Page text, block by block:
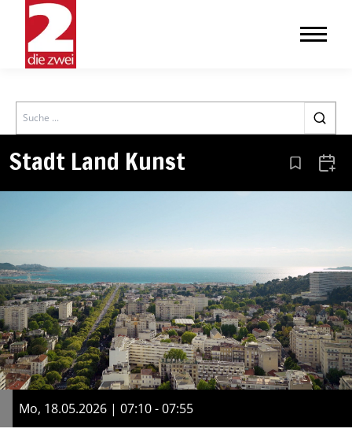
Search
Stadt Land Kunst Aus den
Mo, 18.05.2026 | 07:10 - 07:55